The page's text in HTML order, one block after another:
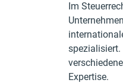
Im
spezialisiert.
Expertise.